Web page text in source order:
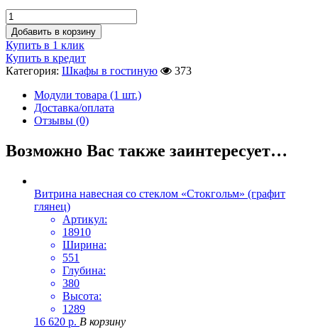
Добавить в корзину
Купить в 1 клик
Купить в кредит
Категория: Шкафы в гостиную
373
Модули товара (1 шт.)
Доставка/оплата
Отзывы (0)
Возможно Вас также заинтересует…
Витрина навесная со стеклом «Стокгольм» (графит
глянец)
Артикул:
18910
Ширина:
551
Глубина:
380
Высота:
1289
16 620 р. В корзину